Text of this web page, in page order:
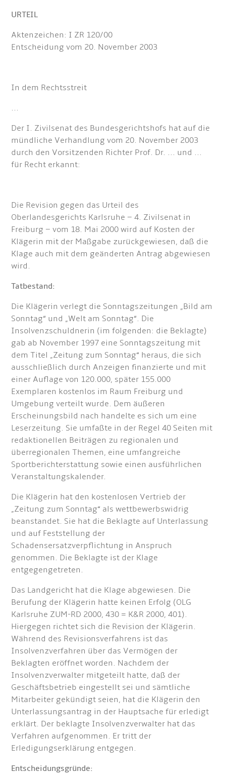
URTEIL
Aktenzeichen: I ZR 120/00
Entscheidung vom 20. November 2003
In dem Rechtsstreit
...
Der I. Zivilsenat des Bundesgerichtshofs hat auf die
mündliche Verhandlung vom 20. November 2003
durch den Vorsitzenden Richter Prof. Dr. ... und ...
für Recht erkannt:
Die Revision gegen das Urteil des
Oberlandesgerichts Karlsruhe – 4. Zivilsenat in
Freiburg – vom 18. Mai 2000 wird auf Kosten der
Klägerin mit der Maßgabe zurückgewiesen, daß die
Klage auch mit dem geänderten Antrag abgewiesen
wird.
Tatbestand:
Die Klägerin verlegt die Sonntagszeitungen „Bild am
Sonntag“ und „Welt am Sonntag“. Die
Insolvenzschuldnerin (im folgenden: die Beklagte)
gab ab November 1997 eine Sonntagszeitung mit
dem Titel „Zeitung zum Sonntag“ heraus, die sich
ausschließlich durch Anzeigen finanzierte und mit
einer Auflage von 120.000, später 155.000
Exemplaren kostenlos im Raum Freiburg und
Umgebung verteilt wurde. Dem äußeren
Erscheinungsbild nach handelte es sich um eine
Leserzeitung. Sie umfaßte in der Regel 40 Seiten mit
redaktionellen Beiträgen zu regionalen und
überregionalen Themen, eine umfangreiche
Sportberichterstattung sowie einen ausführlichen
Veranstaltungskalender.
Die Klägerin hat den kostenlosen Vertrieb der
„Zeitung zum Sonntag“ als wettbewerbswidrig
beanstandet. Sie hat die Beklagte auf Unterlassung
und auf Feststellung der
Schadensersatzverpflichtung in Anspruch
genommen. Die Beklagte ist der Klage
entgegengetreten.
Das Landgericht hat die Klage abgewiesen. Die
Berufung der Klägerin hatte keinen Erfolg (OLG
Karlsruhe ZUM-RD 2000, 430 = K&R 2000, 401).
Hiergegen richtet sich die Revision der Klägerin.
Während des Revisionsverfahrens ist das
Insolvenzverfahren über das Vermögen der
Beklagten eröffnet worden. Nachdem der
Insolvenzverwalter mitgeteilt hatte, daß der
Geschäftsbetrieb eingestellt sei und sämtliche
Mitarbeiter gekündigt seien, hat die Klägerin den
Unterlassungsantrag in der Hauptsache für erledigt
erklärt. Der beklagte Insolvenzverwalter hat das
Verfahren aufgenommen. Er tritt der
Erledigungserklärung entgegen.
Entscheidungsgründe: